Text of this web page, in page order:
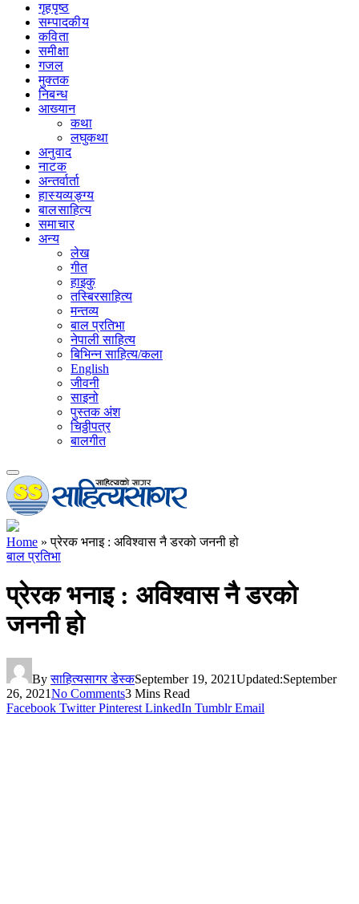
गृहपृष्‍ठ
सम्पादकीय
कविता
समीक्षा
गजल
मुक्तक
निबन्ध
आख्यान
कथा
लघुकथा
अनुवाद
नाटक
अन्तर्वार्ता
हास्यव्यङ्ग्य
बालसाहित्य
समाचार
अन्य
लेख
गीत
हाइकु
तस्बिरसाहित्य
मन्तव्य
बाल प्रतिभा
नेपाली साहित्य
बिभिन्न साहित्य/कला
English
जीवनी
साइनो
पुस्तक अंश
चिठ्ठीपत्र
बालगीत
Home »प्रेरक भनाइ : अविश्वास नै डरको जननी हो
बाल प्रतिभा
प्रेरक भनाइ : अविश्वास नै डरको
जननी हो
By साहित्यसागर डेस्कSeptember 19, 2021Updated:September
26, 2021No Comments3 Mins Read
Facebook Twitter Pinterest LinkedIn Tumblr Email